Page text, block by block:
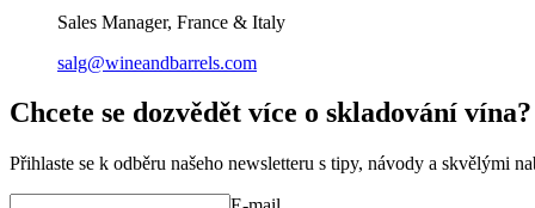
Sales Manager, France & Italy
salg@wineandbarrels.com
Chcete se dozvědět více o skladování vína?
Přihlaste se k odběru našeho newsletteru s tipy, návody a skvělými